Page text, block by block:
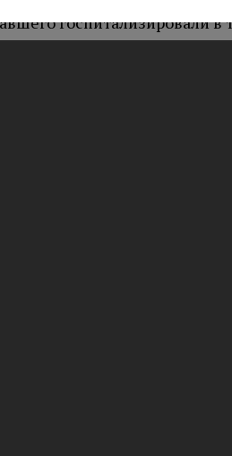
госпитализировали
уголовного дела.